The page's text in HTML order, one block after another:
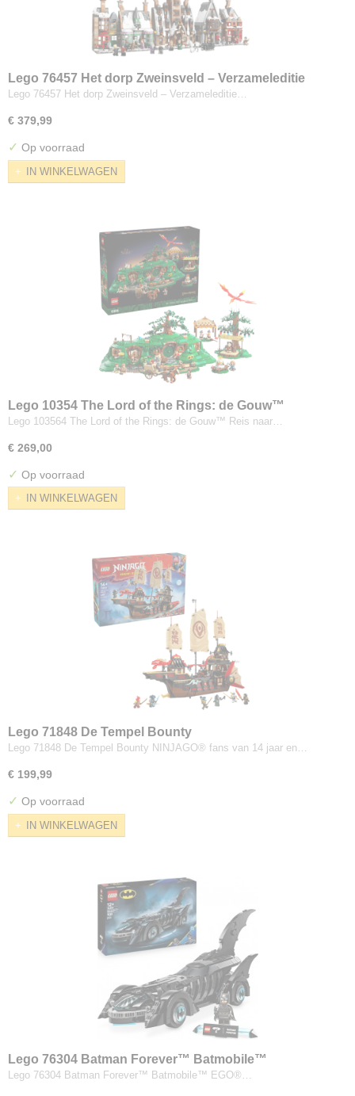
Lego 76457 Het dorp Zweinsveld – Verzameleditie
Lego 76457 Het dorp Zweinsveld – Verzameleditie…
€ 379,99
✓ Op voorraad
IN WINKELWAGEN
Lego 10354 The Lord of the Rings: de Gouw™
Lego 103564 The Lord of the Rings: de Gouw™ Reis naar…
€ 269,00
✓ Op voorraad
IN WINKELWAGEN
Lego 71848 De Tempel Bounty
Lego 71848 De Tempel Bounty NINJAGO® fans van 14 jaar en…
€ 199,99
✓ Op voorraad
IN WINKELWAGEN
Lego 76304 Batman Forever™ Batmobile™
Lego 76304 Batman Forever™ Batmobile™ EGO®…